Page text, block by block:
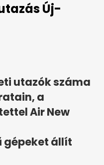
Új-
utazók száma
a
Air New
gépeket állít